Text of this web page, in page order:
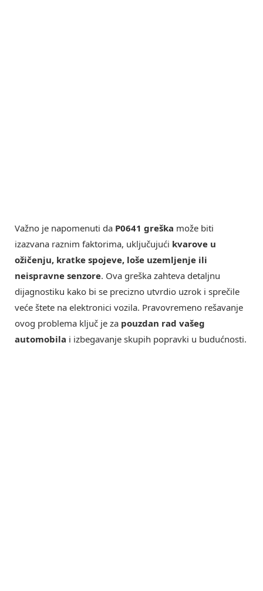
Važno je napomenuti da P0641 greška može biti
izazvana raznim faktorima, uključujući kvarove u
ožičenju, kratke spojeve, loše uzemljenje ili
neispravne senzore. Ova greška zahteva detaljnu
dijagnostiku kako bi se precizno utvrdio uzrok i sprečile
veće štete na elektronici vozila. Pravovremeno rešavanje
ovog problema ključ je za pouzdan rad vašeg
automobila i izbegavanje skupih popravki u budućnosti.